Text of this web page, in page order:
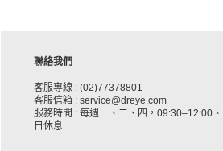
聯絡我們
客服專線 : (02)77378801
客服信箱 : service@dreye.com
服務時間 : 每週一、二、四，09:30–12:00
日休息